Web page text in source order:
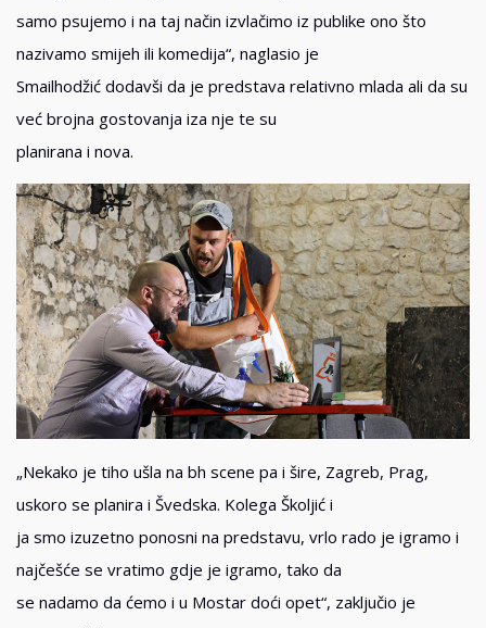
samo psujemo i na taj način izvlačimo iz publike ono što
nazivamo smijeh ili komedija“, naglasio je
Smailhodžić dodavši da je predstava relativno mlada ali da su
već brojna gostovanja iza nje te su
planirana i nova.
„Nekako je tiho ušla na bh scene pa i šire, Zagreb, Prag,
uskoro se planira i Švedska. Kolega Školjić i
ja smo izuzetno ponosni na predstavu, vrlo rado je igramo i
najčešće se vratimo gdje je igramo, tako da
se nadamo da ćemo i u Mostar doći opet“, zaključio je